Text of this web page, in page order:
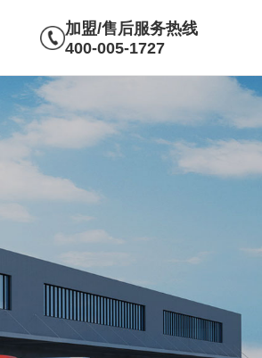
加盟/售后服务热线
400-005-1727